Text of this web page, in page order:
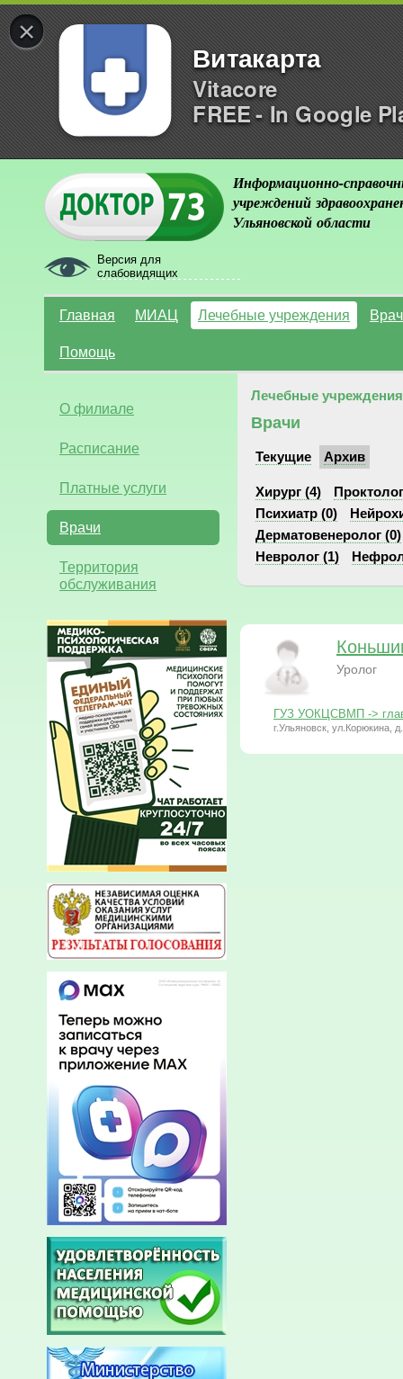
×
Витакарта
Vitacore
FREE - In Google
Версия для
слабовидящих
Информационно-
учреждений
Ульяновской области
Главная МИАЦ Лечебные учреждения
Помощь
О филиале
Расписание
Платные услуги
Врачи
Территория
обслуживания
Лечебные учреждения
Врачи
Текущие Архив
Хирург (4)
Психиатр (0)
Дерматовенеролог (0)
Невролог (1)
Уролог
ГУЗ УОКЦСВМП ->
г.Ульяновск, ул.Корюкина,